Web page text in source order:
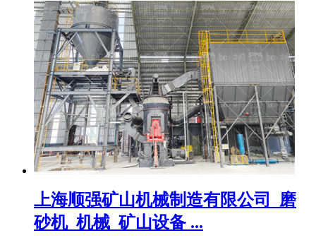
上海顺强矿山机械制造有限公司_磨
砂机_机械_矿山设备 ...